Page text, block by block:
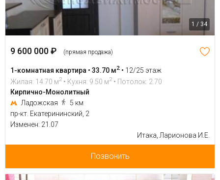
1 / 34
9 600 000 ₽ (прямая продажа)
1-комнатная квартира • 33.70 м2 • 12/25 этаж
Жилая: 14.70 м2 • Кухня: 9.50 м2 • Потолок: 2.70
Кирпично-Монолитный
Ладожская
5 км
пр-кт. Екатерининский, 2
Изменен: 21.07
Итака, Ларионова И.Е.
Позвонить